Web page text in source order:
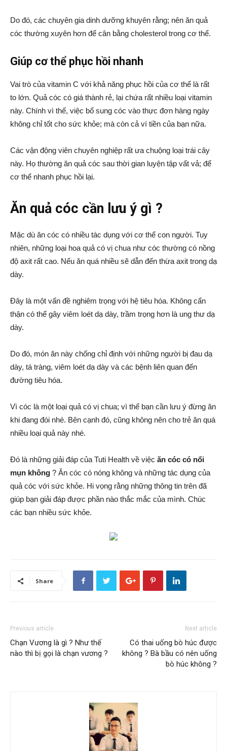
Do đó, các chuyên gia dinh dưỡng khuyên rằng; nên ăn quả
cóc thường xuyên hơn để cân bằng cholesterol trong cơ thể.
Giúp cơ thể phục hồi nhanh
Vai trò của vitamin C với khả năng phục hồi của cơ thể là rất
to lớn. Quả cóc có giá thành rẻ, lại chứa rất nhiều loại vitamin
này. Chính vì thế, việc bổ sung cóc vào thực đơn hàng ngày
không chỉ tốt cho sức khỏe; mà còn cả ví tiền của bạn nữa.
Các vận động viên chuyên nghiệp rất ưa chuộng loại trái cây
này. Họ thường ăn quả cóc sau thời gian luyện tập vất vả; để
cơ thể nhanh phục hồi lại.
Ăn quả cóc cần lưu ý gì ?
Mặc dù ăn cóc có nhiều tác dụng với cơ thể con người. Tuy
nhiên, những loại hoa quả có vị chua như cóc thường có nồng
độ axit rất cao. Nếu ăn quá nhiều sẽ dẫn đến thừa axit trong dạ
dày.
Đây là một vấn đề nghiêm trọng với hệ tiêu hóa. Không cẩn
thận có thể gây viêm loét dạ dày, trầm trọng hơn là ung thư dạ
dày.
Do đó, món ăn này chống chỉ định với những người bị đau dạ
dày, tá tràng, viêm loét dạ dày và các bệnh liên quan đến
đường tiêu hóa.
Vì cóc là một loại quả có vị chua; vì thế bạn cần lưu ý đừng ăn
khi đang đói nhé. Bên cạnh đó, cũng không nên cho trẻ ăn quá
nhiều loại quả này nhé.
Đó là những giải đáp của Tuti Health về việc ăn cóc có nổi
mụn không ? Ăn cóc có nóng không và những tác dụng của
quả cóc với sức khỏe. Hi vọng rằng những thông tin trên đã
giúp bạn giải đáp được phần nào thắc mắc của mình. Chúc
các bạn nhiều sức khỏe.
Share
Previous article
Chạn Vương là gì ? Như thế
nào thì bị gọi là chạn vương ?
Next article
Có thai uống bò húc được
không ? Bà bầu có nên uống
bò húc không ?